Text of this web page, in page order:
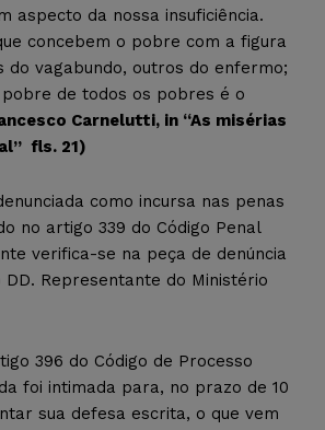
aspecto da nossa insuficiência.
concebem o pobre com a figura
do vagabundo, outros do enfermo;
de todos os pobres é o
Carnelutti, in “As misérias
fls. 21)
como incursa nas penas
no artigo 339 do Código Penal
verifica-se na peça de denúncia
Representante do Ministério
396 do Código de Processo
foi intimada para, no prazo de 10
sua defesa escrita, o que vem